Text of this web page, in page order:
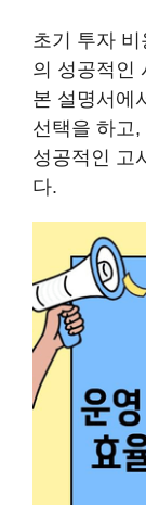
초기 투자
의 성공적인
본 설명서에
선택을 하고
성공적인 고
다.